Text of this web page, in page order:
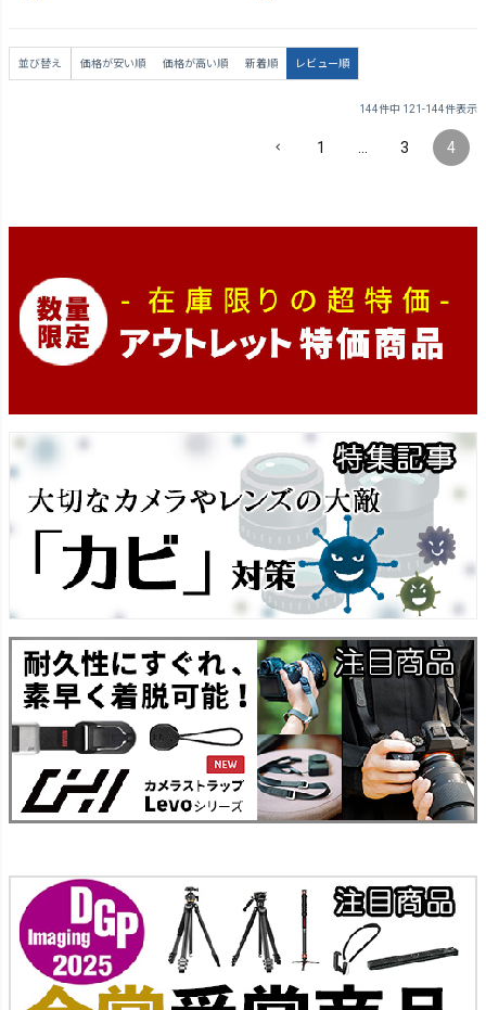
並び替え 価格が安い順 価格が高い順 新着順 レビュー順
144件中 121 -144件表示
1 3 4